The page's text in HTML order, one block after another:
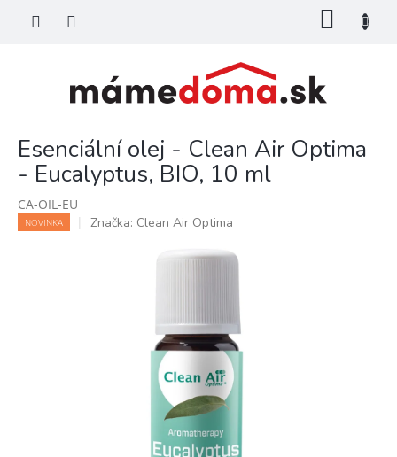
Esenciální olej - Clean Air Optima
- Eucalyptus, BIO, 10 ml
CA-OIL-EU
NOVINKA Značka: Clean Air Optima